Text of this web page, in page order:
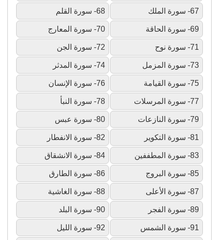
67- سورة الملك 68- سورة القلم
69- سورة الحاقة 70- سورة المعارج
71- سورة نوح 72- سورة الجن
73- سورة المزمل 74- سورة المدثر
75- سورة القيامة 76- سورة الإنسان
77- سورة المرسلات 78- سورة النبأ
79- سورة النازعات 80- سورة عبس
81- سورة التكوير 82- سورة الانفطار
83- سورة المطففين 84- سورة الانشقاق
85- سورة البروج 86- سورة الطارق
87- سورة الأعلى 88- سورة الغاشية
89- سورة الفجر 90- سورة البلد
91- سورة الشمس 92- سورة الليل